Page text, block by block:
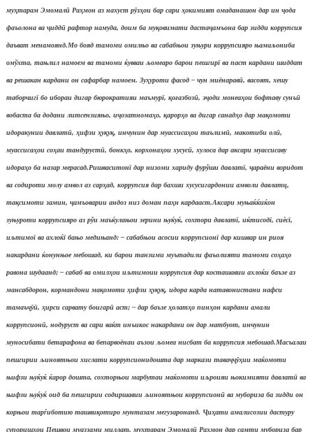
муҳтарам ЭмомалӣРаҳмон аз нахуст рӯзҳои бар сари ҳокимият омаданашон дар ин ҷода
фаъолона ва ҷиддӣрафтор намуда, доим ба муқовимати дастаҷамъона бар зидди коррупсия
даъват менамоянд.Мо бояд тамоми омилњо ва сабабњои зуњури коррупсияро њамаљониба
омўхта, тањлил намоем ва тамоми ќувваи љомеаро барои пешгирї ва паст кардани шиддат
ва решакан кардани он сафарбар намоем. Зуҳуроти фасод – чун миёнаравӣ, васоят, хешу
таборчигї бо ибораи дигар бюрократияи маъмурї, қоғазбозӣ, эҷоди монеаҳои бофтаву сунъӣ
вобаста ба додани литсензияњо, иҷозатномаҳо, қарорҳо ва дигар санадҳо дар мақомоти
идоракунии давлатӣ, ҳифзи ҳуқуқ, инчунин дар муассисаҳои таълимӣ, макотиби олӣ,
муассисаҳои соҳаи тандурустӣ, бонкҳо, корхонаҳои хусусӣ, хулоса дар аксари муассисаву
идораҳо ба назар мерасад.Ришваситонї дар низоми хариду фурўши давлатї, ҷараёни воридот
ва содироти молу амвол аз сарҳад, коррупсия дар бахши хусусигардонии амволи давлатц,
тақсимоти замин, ҷамъоварии андоз низ доман паҳн кардааст.Аксари муњаќќиќон
зуњуроти коррупсияро аз рўи маъќулањои зерини њуќуќ, сохтори давлатї, иќтисодї, сиѐсї,
иљтимої ва ахлоќї бањо медињанд: – сабабњои асосии коррупсионї дар кишвар ин риоя
накардани ќонунњое мебошад, ки барои танзими муътадили фаъолияти тамоми соҳаҳо
равона шудаанд; – сабаб ва омилҳои иљтимоии коррупсия дар косташавии ахлоќи баъзе аз
мансабдорон, кормандони мақомоти ҳифзи ҳуқуқ, идора карда натавонистани нафси
тамаъҷӯӣ, ҳирси сарвату боигарӣаст; – дар баъзеҳолатҳо пинҳон кардани амали
коррупсионӣ, нодуруст ва сари ваќт инъикос накардани он дар матбуот, инчунин
муносибати бетарафона ва бепарвоёнаи аъзои љомеа нисбат ба коррупсия мебошад.Масъалаи
пешгирии љиноятњои хислати коррупсионидошта дар маркази таваҷҷӯҳии маќомоти
њифзи њуќуќ ќарор дошта, сохторњои марбутаи маќомоти иљроияи њокимияти давлатӣва
њифзи њуќуќ оид ба пешгирии содиршавии љиноятњои коррупсионӣва мубориза ба зидди он
корњои тарѓиботию ташвиқотиро мунтазам мегузаронанд. Ҷиҳати амалисозии дастуру
супоришҳои Пешвои муаззами миллат, муҳтарам ЭмомалӣРаҳмон дар самти мубориза бар